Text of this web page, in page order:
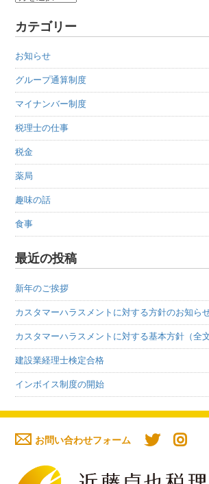
カ
ブ
カテゴリー
お知らせ
グループ通算制度
マイナンバー制度
税理士の仕事
税金
薬局
趣味の話
食事
最近の投稿
新年のご挨拶
カスタマーハラスメントに対する方針のお知ら
カスタマーハラスメントに対する基本方針（全文
建設業経理士検定合格
インボイス制度の開始
お問い合わせフォーム